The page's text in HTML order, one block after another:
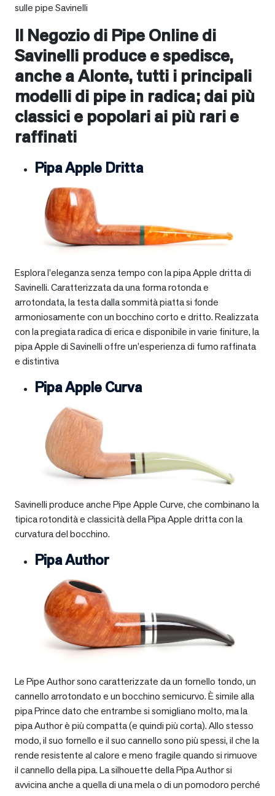
sulle pipe Savinelli
Il Negozio di Pipe Online di
Savinelli produce e spedisce,
anche aAlonte, tutti i principali
modelli di pipe in radica; dai più
classici e popolari ai più rari e
raffinati
Pipa Apple Dritta
Esplora l’eleganza senza tempo con la pipa Apple dritta di
Savinelli. Caratterizzata da una forma rotonda e
arrotondata, la testa dalla sommità piatta si fonde
armoniosamente con un bocchino corto e dritto. Realizzata
con la pregiata radica di erica e disponibile in varie finiture, la
pipa Apple di Savinelli offre un’esperienza di fumo raffinata
e distintiva
Pipa Apple Curva
Savinelli produce anche Pipe Apple Curve, che combinano la
tipica rotondità e classicità della Pipa Apple dritta con la
curvatura del bocchino.
Pipa Author
Le Pipe Author sono caratterizzate da un fornello tondo, un
cannello arrotondato e un bocchino semicurvo. È simile alla
pipa Prince dato che entrambe si somigliano molto, ma la
pipa Author è più compatta (e quindi più corta). Allo stesso
modo, il suo fornello e il suo cannello sono più spessi, il che la
rende resistente al calore e meno fragile quando si rimuove
il cannello della pipa. La silhouette della Pipa Author si
avvicina anche a quella di una mela o di un pomodoro perché